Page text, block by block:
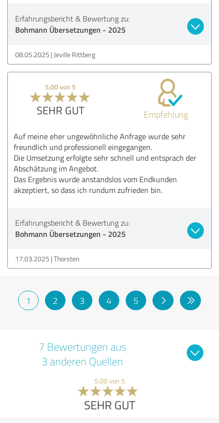
Erfahrungsbericht & Bewertung zu:
Bohmann Übersetzungen - 2025
08.05.2025 Jeville Rittberg
5,00 von 5
SEHR GUT Empfehlung
Auf meine eher ungewöhnliche Anfrage wurde sehr
freundlich und professionell eingegangen.
Die Umsetzung erfolgte sehr schnell und entsprach der
Abschätzung im Angebot.
Das Ergebnis wurde anstandslos vom Endkunden
akzeptiert, so dass ich rundum zufrieden bin.
Erfahrungsbericht & Bewertung zu:
Bohmann Übersetzungen - 2025
17.03.2025 Thorsten
1 2 3 4 5
7 Bewertungen aus
3 anderen Quellen
5,00 von 5
SEHR GUT